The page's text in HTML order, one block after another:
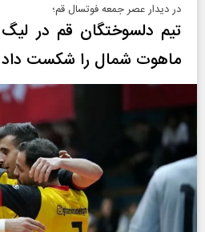
در دیدار عصر جمعه فوتسال قم؛
تیم دلسوختگان قم در
ماهوت شمال را شکست داد